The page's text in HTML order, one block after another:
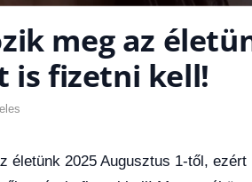
meg az
is fizetni kell!
Gazdaság,
életünk 2025 Augusztus 1-től,